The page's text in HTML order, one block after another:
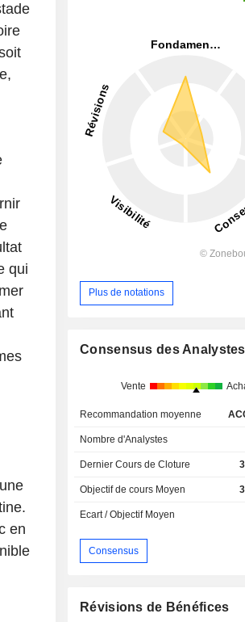
qui
en
Plus de notations
Consensus des Analystes
Vente
Recommandation moyenne
Nombre d'Analystes
Dernier Cours de Cloture
Objectif de cours Moyen
Ecart / Objectif Moyen
Consensus
Révisions de Bénéfices